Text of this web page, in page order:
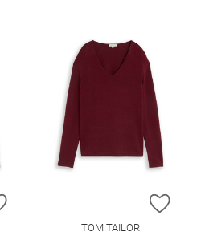
ZUR WUNSCHLISTE HINZUFÜGEN
ZUR
TOM TAILOR